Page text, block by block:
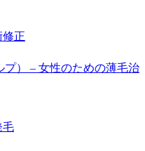
修正
プ） – 女性のための薄毛治
毛